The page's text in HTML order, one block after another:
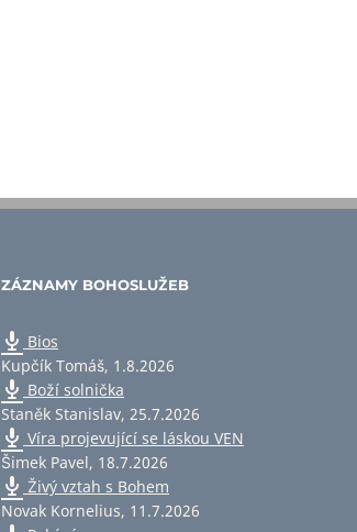
ZÁZNAMY BOHOSLUŽEB
Bios
Kupčík Tomáš, 1.8.2026
Boží solnička
Staněk Stanislav, 25.7.2026
Víra projevující se láskou VEN
Šimek Pavel, 18.7.2026
Živý vztah s Bohem
Novak Kornelius, 11.7.2026